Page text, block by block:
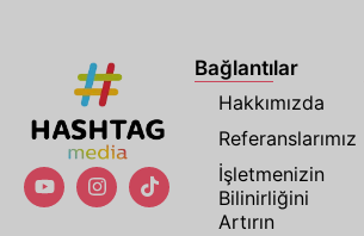
Bağlantılar
Hakkımızda
Referanslarımız
İşletmenizin
Bilinirliğini
Artırın